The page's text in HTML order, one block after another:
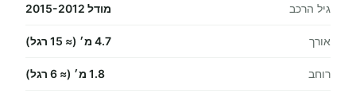
גיל הרכב מודל 2015-2012
אורך 4.7 מ׳ (≈ 15 רגל)
רוחב 1.8 מ׳ (≈ 6 רגל)